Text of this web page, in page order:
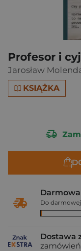
Profesor i
Jarosław
KSIĄŻKA
Darmowa
Do darmowej
Dostawa
zamówień